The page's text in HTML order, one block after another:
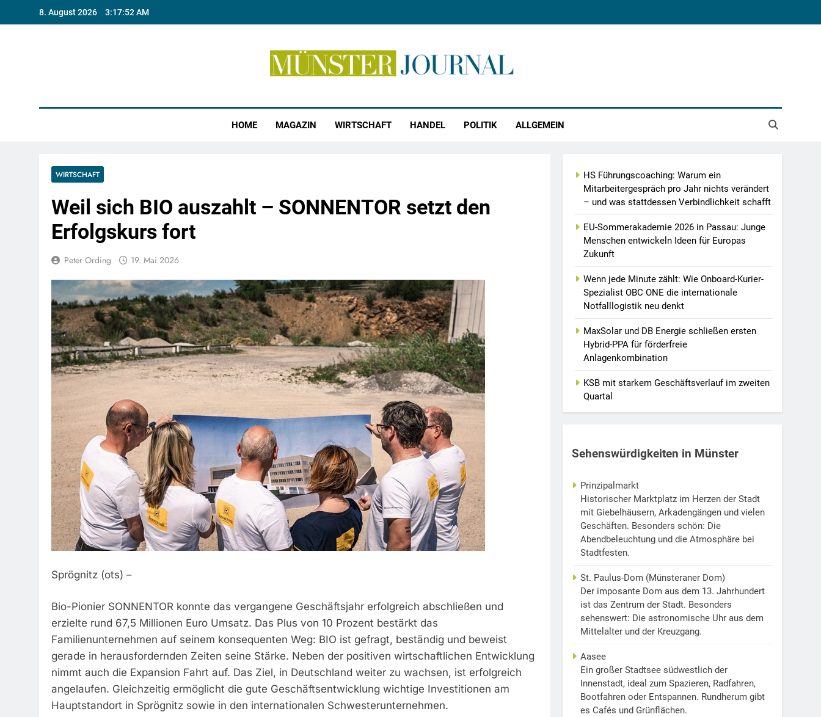
8. August 2026 3:17:53 AM
HOME MAGAZIN WIRTSCHAFT HANDEL POLITIK ALLGEMEIN
WIRTSCHAFT
Weil sich BIO auszahlt – SONNENTOR setzt den
Erfolgskurs fort
Peter Ording 19. Mai 2026
Sprögnitz (ots) –
Bio-Pionier SONNENTOR konnte das vergangene Geschäftsjahr erfolgreich abschließen und
erzielte rund 67,5 Millionen Euro Umsatz. Das Plus von 10 Prozent bestärkt das
Familienunternehmen auf seinem konsequenten Weg: BIO ist gefragt, beständig und beweist
gerade in herausfordernden Zeiten seine Stärke. Neben der positiven wirtschaftlichen Entwicklung
nimmt auch die Expansion Fahrt auf. Das Ziel, in Deutschland weiter zu wachsen, ist erfolgreich
angelaufen. Gleichzeitig ermöglicht die gute Geschäftsentwicklung wichtige Investitionen am
Hauptstandort in Sprögnitz sowie in den internationalen Schwesterunternehmen.
HS Führungscoaching: Warum ein
Mitarbeitergespräch pro Jahr nichts verändert
– und was stattdessen Verbindlichkeit schafft
EU-Sommerakademie 2026 in Passau: Junge
Menschen entwickeln Ideen für Europas
Zukunft
Wenn jede Minute zählt: Wie Onboard-Kurier-
Spezialist OBC ONE die internationale
Notfalllogistik neu denkt
MaxSolar und DB Energie schließen ersten
Hybrid-PPA für förderfreie
Anlagenkombination
KSB mit starkem Geschäftsverlauf im zweiten
Quartal
Sehenswürdigkeiten in Münster
Prinzipalmarkt
Historischer Marktplatz im Herzen der Stadt
mit Giebelhäusern, Arkadengängen und vielen
Geschäften. Besonders schön: Die
Abendbeleuchtung und die Atmosphäre bei
Stadtfesten.
St. Paulus-Dom (Münsteraner Dom)
Der imposante Dom aus dem 13. Jahrhundert
ist das Zentrum der Stadt. Besonders
sehenswert: Die astronomische Uhr aus dem
Mittelalter und der Kreuzgang.
Aasee
Ein großer Stadtsee südwestlich der
Innenstadt, ideal zum Spazieren, Radfahren,
Bootfahren oder Entspannen. Rundherum gibt
es Cafés und Grünflächen.